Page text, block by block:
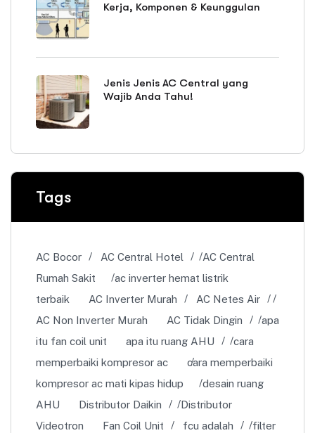
Kerja, Komponen & Keunggulan
Jenis Jenis AC Central yang
Wajib Anda Tahu!
Tags
AC Bocor AC Central Hotel
AC Central
Rumah Sakit
ac inverter hemat listrik
terbaik
AC Inverter Murah
AC Netes Air
AC Non Inverter Murah
AC Tidak Dingin
apa
itu fan coil unit
apa itu ruang AHU
cara
memperbaiki kompresor ac
cara memperbaiki
kompresor ac mati kipas hidup
desain ruang
AHU
Distributor Daikin
Distributor
Videotron
Fan Coil Unit fcu adalah
filter